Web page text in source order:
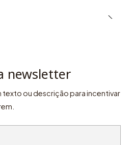
newsletter
ou descrição para incentivar